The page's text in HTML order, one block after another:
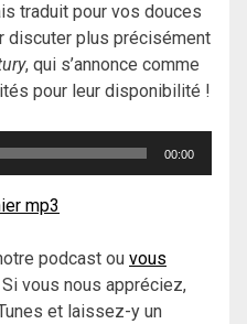
traduit pour vos douces
discuter plus précisément
, qui s’annonce comme
pour leur disponibilité !
00:00
mp3
podcast ou vous
Si vous nous appréciez,
et laissez-y un